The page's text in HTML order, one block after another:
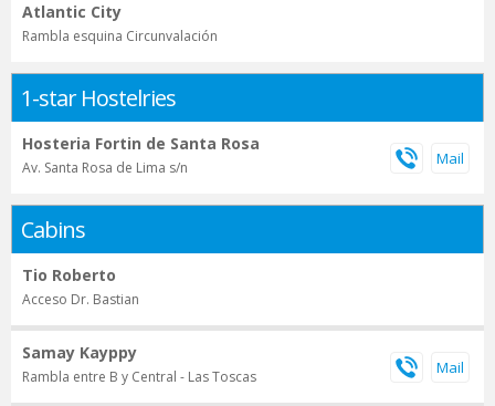
Atlantic City
Rambla esquina Circunvalación
1-star Hostelries
Hosteria Fortin de Santa Rosa
Av. Santa Rosa de Lima s/n
Cabins
Tio Roberto
Acceso Dr. Bastian
Samay Kayppy
Rambla entre B y Central - Las Toscas